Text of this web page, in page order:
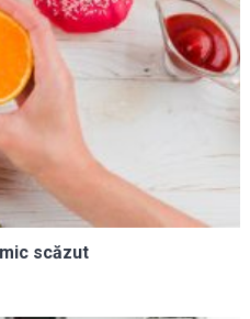
scăzut